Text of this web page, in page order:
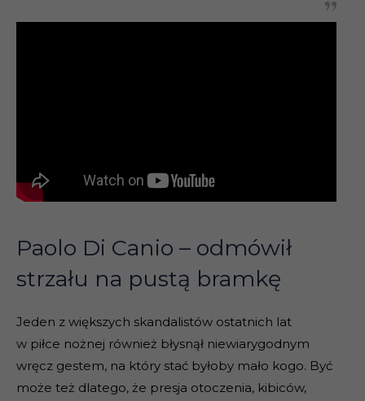
Paolo Di Canio – odmówił
strzału na pustą bramkę
Jeden z większych skandalistów ostatnich lat
w piłce nożnej również błysnął niewiarygodnym
wręcz gestem, na który stać byłoby mało kogo. Być
może też dlatego, że presja otoczenia, kibiców,